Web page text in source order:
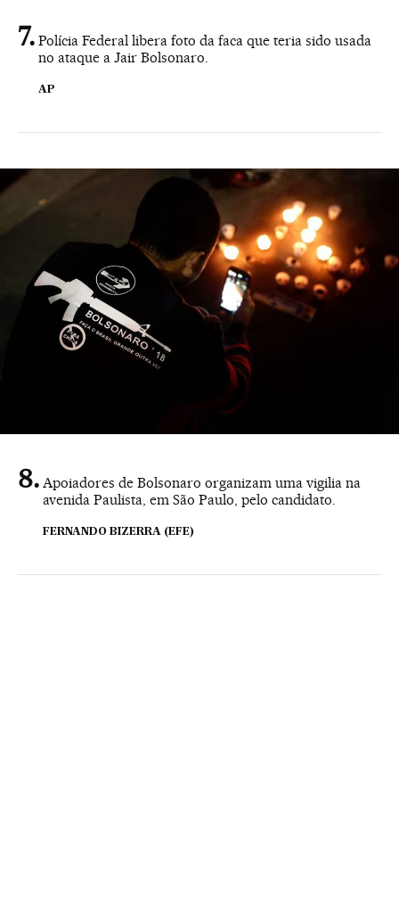
Polícia Federal libera foto da faca que teria sido usada
no ataque a Jair Bolsonaro.
AP
Apoiadores de Bolsonaro organizam uma vigilia na
avenida Paulista, em São Paulo, pelo candidato.
FERNANDO BIZERRA (EFE)